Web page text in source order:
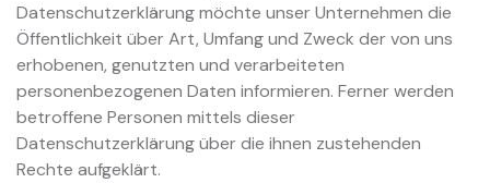
Datenschutzerklärung möchte unser Unternehmen die
Öffentlichkeit über Art, Umfang und Zweck der von uns
erhobenen, genutzten und verarbeiteten
personenbezogenen Daten informieren. Ferner werden
betroffene Personen mittels dieser
Datenschutzerklärung über die ihnen zustehenden
Rechte aufgeklärt.